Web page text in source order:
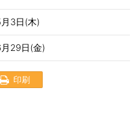
3日(木)
29日(金)
印刷